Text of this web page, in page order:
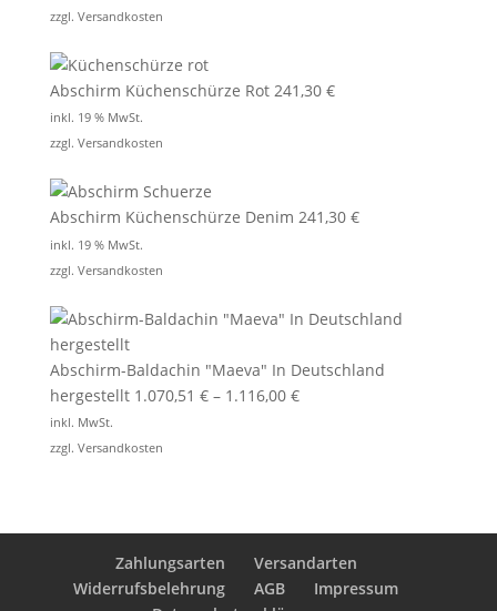
zzgl. Versandkosten
Abschirm Küchenschürze Rot 241,30 €
inkl. 19 % MwSt.
zzgl. Versandkosten
Abschirm Küchenschürze Denim 241,30 €
inkl. 19 % MwSt.
zzgl. Versandkosten
Abschirm-Baldachin "Maeva" In Deutschland
hergestellt 1.070,51 €– 1.116,00 €
inkl. MwSt.
zzgl. Versandkosten
Zahlungsarten
Versandarten
Widerrufsbelehrung
AGB
Impressum